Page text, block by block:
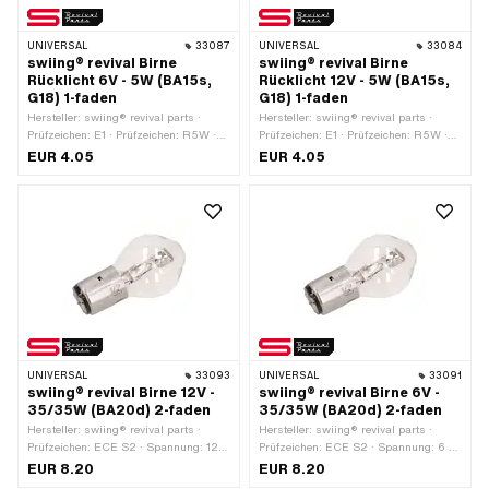
UNIVERSAL 33087
swiing® revival Birne
Rücklicht 6V - 5W (BA15s,
G18) 1-faden
Hersteller: swiing® revival parts ·
Prüfzeichen: E1 · Prüfzeichen: R5W ·
Spannung: 6 V · Leistung: 5 W ·
Sockel: 15 mm · Ø Lampenkopf: 16
EUR 4.05
UNIVERSAL 33084
swiing® revival Birne
Rücklicht 12V - 5W (BA15s,
G18) 1-faden
Hersteller: swiing® revival parts ·
Prüfzeichen: E1 · Prüfzeichen: R5W ·
Spannung: 12 V · Farbe: weiss ·
Sockel: 15 mm · Ø Lampenkopf: 17 mm
EUR 4.05
UNIVERSAL 33093
swiing® revival Birne 12V -
35/35W (BA20d) 2-faden
Hersteller: swiing® revival parts ·
Prüfzeichen: ECE S2 · Spannung: 12 V
· Farbe: weiss · Leistung: 35 W ·
EUR 8.20
UNIVERSAL 33091
swiing® revival Birne 6V -
35/35W (BA20d) 2-faden
Hersteller: swiing® revival parts ·
Prüfzeichen: ECE S2 · Spannung: 6 V
· Farbe: weiss · Leistung: 35 W ·
EUR 8.20